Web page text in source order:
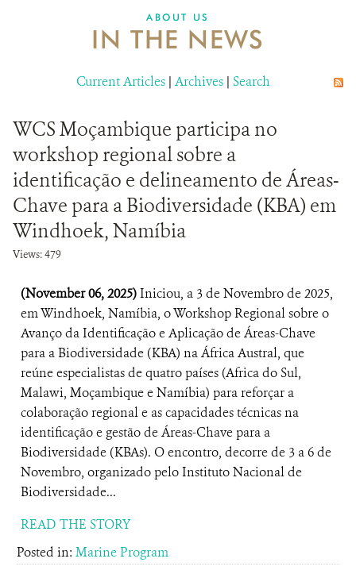
ABOUT US
IN THE NEWS
Current Articles | Archives | Search
WCS Moçambique participa no
workshop regional sobre a
identificação e delineamento de Áreas-
Chave para a Biodiversidade (KBA) em
Windhoek, Namíbia
Views: 479
(November 06, 2025)Iniciou, a 3 de Novembro de 2025,
em Windhoek, Namíbia, o Workshop Regional sobre o
Avanço da Identificação e Aplicação de Áreas-Chave
para a Biodiversidade (KBA) na África Austral, que
reúne especialistas de quatro países (Africa do Sul,
Malawi, Moçambique e Namíbia) para reforçar a
colaboração regional e as capacidades técnicas na
identificação e gestão de Áreas-Chave para a
Biodiversidade (KBAs). O encontro, decorre de 3 a 6 de
Novembro, organizado pelo Instituto Nacional de
Biodiversidade...
READ THE STORY
Posted in: Marine Program